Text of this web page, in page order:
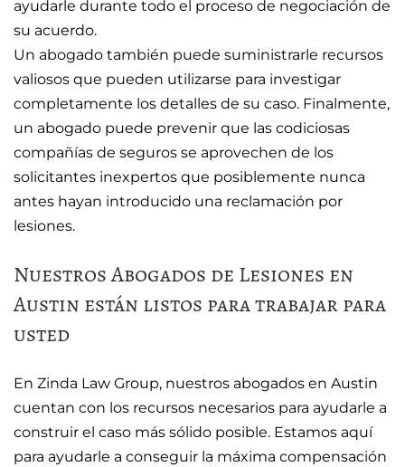
ayudarle durante todo el proceso de negociación de
su acuerdo.
Un abogado también puede suministrarle recursos
valiosos que pueden utilizarse para investigar
completamente los detalles de su caso. Finalmente,
un abogado puede prevenir que las codiciosas
compañías de seguros se aprovechen de los
solicitantes inexpertos que posiblemente nunca
antes hayan introducido una reclamación por
lesiones.
Nuestros Abogados de Lesiones en
Austin están listos para trabajar para
usted
En Zinda Law Group, nuestros abogados en Austin
cuentan con los recursos necesarios para ayudarle a
construir el caso más sólido posible. Estamos aquí
para ayudarle a conseguir la máxima compensación